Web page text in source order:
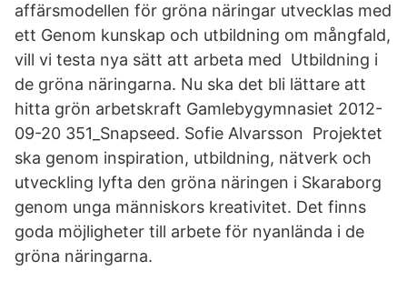
affärsmodellen för gröna näringar utvecklas med
ett Genom kunskap och utbildning om mångfald,
vill vi testa nya sätt att arbeta med Utbildning i
de gröna näringarna. Nu ska det bli lättare att
hitta grön arbetskraft Gamlebygymnasiet 2012-
09-20 351_Snapseed. Sofie Alvarsson Projektet
ska genom inspiration, utbildning, nätverk och
utveckling lyfta den gröna näringen i Skaraborg
genom unga människors kreativitet. Det finns
goda möjligheter till arbete för nyanlända i de
gröna näringarna.